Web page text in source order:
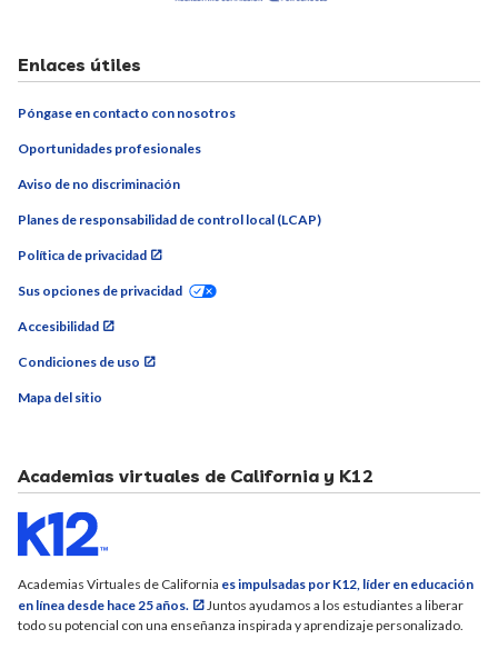
Enlaces útiles
Póngase en contacto con nosotros
Oportunidades profesionales
Aviso de no discriminación
Planes de responsabilidad de control local (LCAP)
Política de privacidad
Sus opciones de privacidad
Accesibilidad
Condiciones de uso
Mapa del sitio
Academias virtuales de California y K12
Academias Virtuales de California es impulsadas por K12, líder en educación
en línea desde hace 25 años.
Juntos ayudamos a los estudiantes a liberar
todo su potencial con una enseñanza inspirada y aprendizaje personalizado.